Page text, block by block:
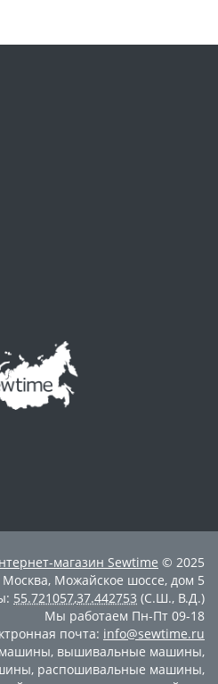
магазин Sewtime © 2025
Москва, Можайское шоссе, дом 5
55.721057,37.442753 (С.Ш., В.Д.)
Мы работаем Пн-Пт 09-18
почта: info@sewtime.ru
, вышивальные машины,
, распошивальные машины,